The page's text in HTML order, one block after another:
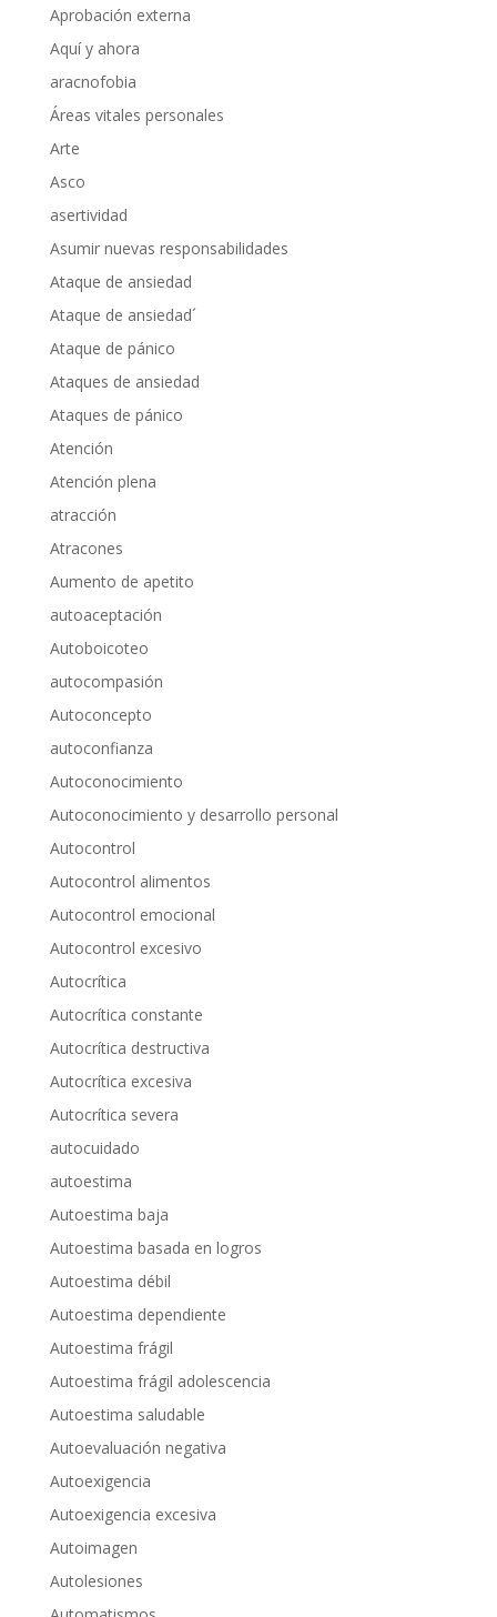
Aprobación externa
Aquí y ahora
aracnofobia
Áreas vitales personales
Arte
Asco
asertividad
Asumir nuevas responsabilidades
Ataque de ansiedad
Ataque de ansiedad´
Ataque de pánico
Ataques de ansiedad
Ataques de pánico
Atención
Atención plena
atracción
Atracones
Aumento de apetito
autoaceptación
Autoboicoteo
autocompasión
Autoconcepto
autoconfianza
Autoconocimiento
Autoconocimiento y desarrollo personal
Autocontrol
Autocontrol alimentos
Autocontrol emocional
Autocontrol excesivo
Autocrítica
Autocrítica constante
Autocrítica destructiva
Autocrítica excesiva
Autocrítica severa
autocuidado
autoestima
Autoestima baja
Autoestima basada en logros
Autoestima débil
Autoestima dependiente
Autoestima frágil
Autoestima frágil adolescencia
Autoestima saludable
Autoevaluación negativa
Autoexigencia
Autoexigencia excesiva
Autoimagen
Autolesiones